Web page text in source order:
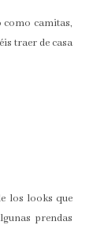
como camitas,
traer de casa
los looks que
prendas